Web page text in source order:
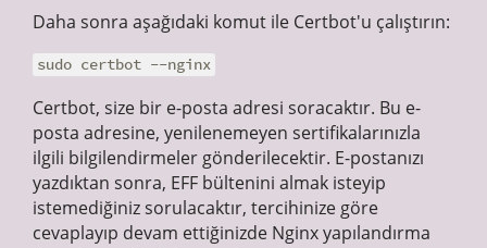
Daha sonra aşağıdaki komut ile Certbot'u çalıştırın:
sudo certbot --nginx
Certbot, size bir e-posta adresi soracaktır. Bu e-
posta adresine, yenilenemeyen sertifikalarınızla
ilgili bilgilendirmeler gönderilecektir. E-postanızı
yazdıktan sonra, EFF bültenini almak isteyip
istemediğiniz sorulacaktır, tercihinize göre
cevaplayıp devam ettiğinizde Nginx yapılandırma